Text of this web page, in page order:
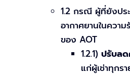
1.2 กรณี ผู้ที่ยังป
อากาศยานในควา
ของ AOT
1.2.1) ปรับลด
แก่ผู้เช่าทุกร